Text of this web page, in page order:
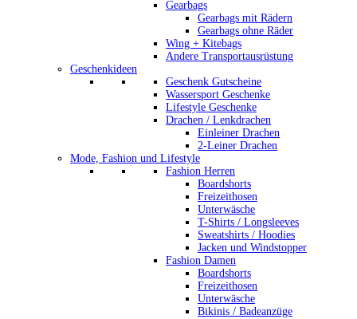
Gearbags
Gearbags mit Rädern
Gearbags ohne Räder
Wing + Kitebags
Andere Transportausrüstung
Geschenkideen
Geschenk Gutscheine
Wassersport Geschenke
Lifestyle Geschenke
Drachen / Lenkdrachen
Einleiner Drachen
2-Leiner Drachen
Mode, Fashion und Lifestyle
Fashion Herren
Boardshorts
Freizeithosen
Unterwäsche
T-Shirts / Longsleeves
Sweatshirts / Hoodies
Jacken und Windstopper
Fashion Damen
Boardshorts
Freizeithosen
Unterwäsche
Bikinis / Badeanzüge